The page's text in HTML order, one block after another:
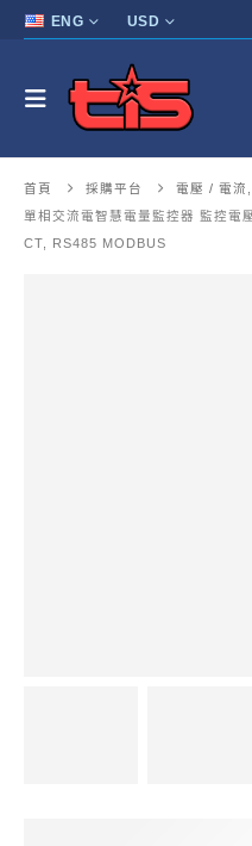
ENG USD
首頁 採購平台 電壓 / 電流
單相交流電智慧電量監控器 監控電
CT, RS485 MODBUS